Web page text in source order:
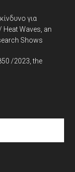
για
Heat Waves, an
Shows
/2023, the